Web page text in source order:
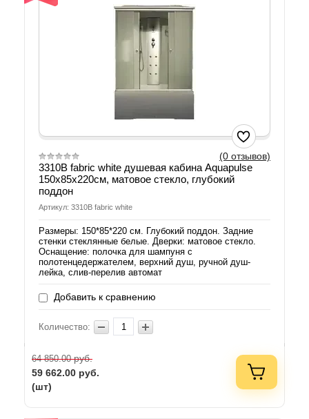
(0 отзывов)
3310B fabric white душевая кабина Aquapulse
150х85х220см, матовое стекло, глубокий
поддон
Артикул: 3310B fabric white
Размеры: 150*85*220 см. Глубокий поддон. Задние
стенки стеклянные белые. Дверки: матовое стекло.
Оснащение: полочка для шампуня с
полотенцедержателем, верхний душ, ручной душ-
лейка, слив-перелив автомат
Добавить к сравнению
Количество:
64 850.00руб.
59 662.00 руб.
(шт)